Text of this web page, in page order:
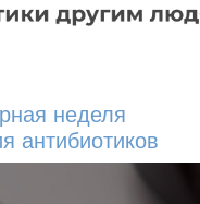
неделя
антибиотиков